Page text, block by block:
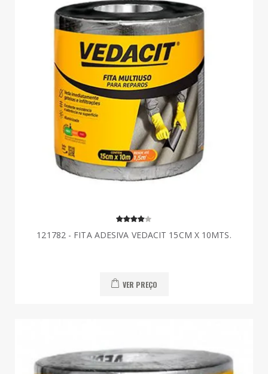
121782 - FITA ADESIVA VEDACIT 15CM X 10MTS.
VER PREÇO